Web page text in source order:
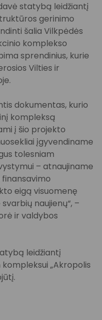
statybą leidžiantį
gerinimo
šalia Vilkpėdės
komplekso
sprendinius, kurie
Vilties ir
dokumentas, kurio
kompleksą
į šio projekto
įgyvendiname
tolesniam
– atnaujiname
eigą visuomenę
naujienų“, –
ir valdybos
leidžiantį
„Akropolis